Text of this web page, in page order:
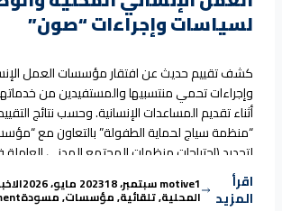
لسياسات وإجراءات “صون”
كشف تقييم حديث عن افتقار مؤسسات العمل
وإجراءات تحمي منتسبيها والمستفيدين من
أثناء تقديم المساعدات الإنسانية. وحسب نتائج
“منظمة سياج لحماية الطفولة” بالتعاون مع
لتحديد (احتياجات منظمات المجتمع المدني
الإنساني بمحافظة مأرب لسياسات وإجراءات “صون”
فإنContinue reading“تقييم يكشف افتقار اقرأ
المزيد
Posted by
motive1 سبتمبر، 2023 18 مايو، 2026 in
المحلية,تلقائية,مؤسسات,مسودة